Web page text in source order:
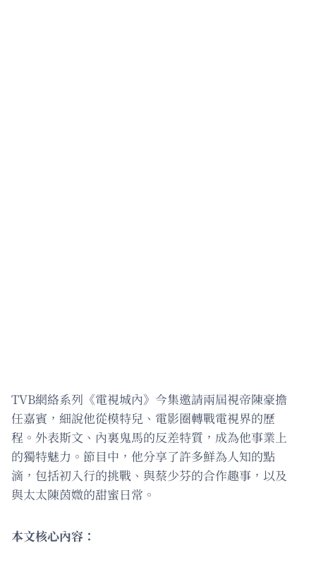
TVB網絡系列《電視城內》今集邀請兩屆視帝陳豪擔
任嘉賓，細說他從模特兒、電影圈轉戰電視界的歷
程。外表斯文、內裏鬼馬的反差特質，成為他事業上
的獨特魅力。節目中，他分享了許多鮮為人知的點
滴，包括初入行的挑戰、與蔡少芬的合作趣事，以及
與太太陳茵媺的甜蜜日常。
本文核心內容：